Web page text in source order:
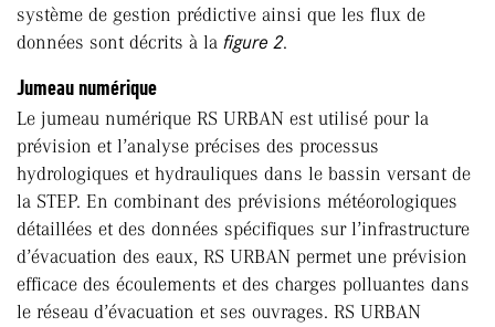
système de gestion prédictive ainsi que les flux de
données sont décrits à la figure 2.
Jumeau numérique
Le jumeau numérique RS URBAN est utilisé pour la
prévision et l’analyse précises des processus
hydrologiques et hydrauliques dans le bassin versant de
la STEP. En combinant des prévisions météorologiques
détaillées et des données spécifiques sur l’infrastructure
d’évacuation des eaux, RS URBAN permet une prévision
efficace des écoulements et des charges polluantes dans
le réseau d’évacuation et ses ouvrages. RS URBAN